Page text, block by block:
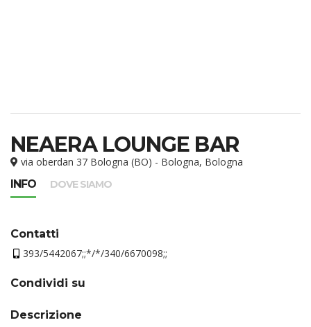
NEAERA LOUNGE BAR
via oberdan 37 Bologna (BO) - Bologna, Bologna
INFO
DOVE SIAMO
Contatti
393/5442067;;*/*/340/6670098;;
Condividi su
Descrizione